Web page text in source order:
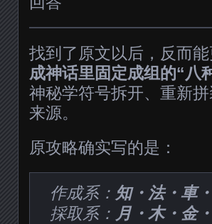
找到了原文以后，反而
成神话里固定成组的“八
神秘学符号拆开、重新
来源。
原攻略确实写的是：
作成系： 知・法・車
採取系： 月・木・金